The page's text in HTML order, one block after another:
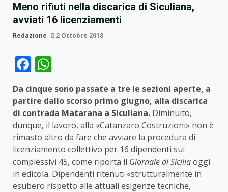
Meno rifiuti nella discarica di Siculiana,
avviati 16 licenziamenti
Redazione 2 Ottobre 2018
Facebook
Da cinque sono passate a tre le sezioni aperte, a
partire dallo scorso primo giugno, alla discarica
di contrada Matarana a Siculiana. Diminuito,
dunque, il lavoro, alla «Catanzaro Costruzioni» non è
rimasto altro da fare che avviare la procedura di
licenziamento collettivo per 16 dipendenti sui
complessivi 45, come riporta il Giornale di Siciliaoggi
in edicola. Dipendenti ritenuti «strutturalmente in
esubero rispetto alle attuali esigenze tecniche,